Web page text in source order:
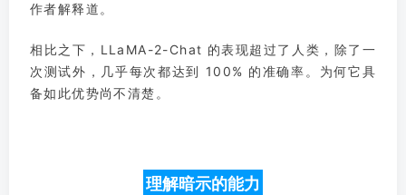
作者解释道。
相比之下，LLaMA-2-Chat 的表现超过了人类，除了一
次测试外，几乎每次都达到 100% 的准确率。 为何它具
备如此优势尚不清楚。
理解暗示的能力